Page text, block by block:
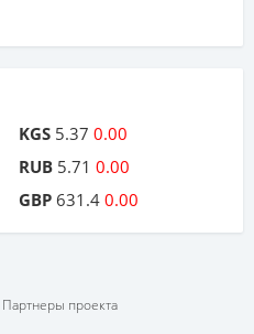
KGS 5.37 0.00
RUB 5.71 0.00
GBP 631.4 0.00
Партнеры проекта